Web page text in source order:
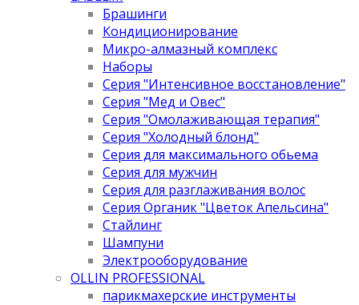
Брашинги
Кондиционирование
Микро-алмазный комплекс
Наборы
Серия "Интенсивное восстановление"
Серия "Мед и Овес"
Серия "Омолаживающая терапия"
Серия "Холодный блонд"
Серия для максимального обьема
Серия для мужчин
Серия для разглаживания волос
Серия Органик "Цветок Апельсина"
Стайлинг
Шампуни
Электрооборудование
OLLIN PROFESSIONAL
парикмахерские инструменты